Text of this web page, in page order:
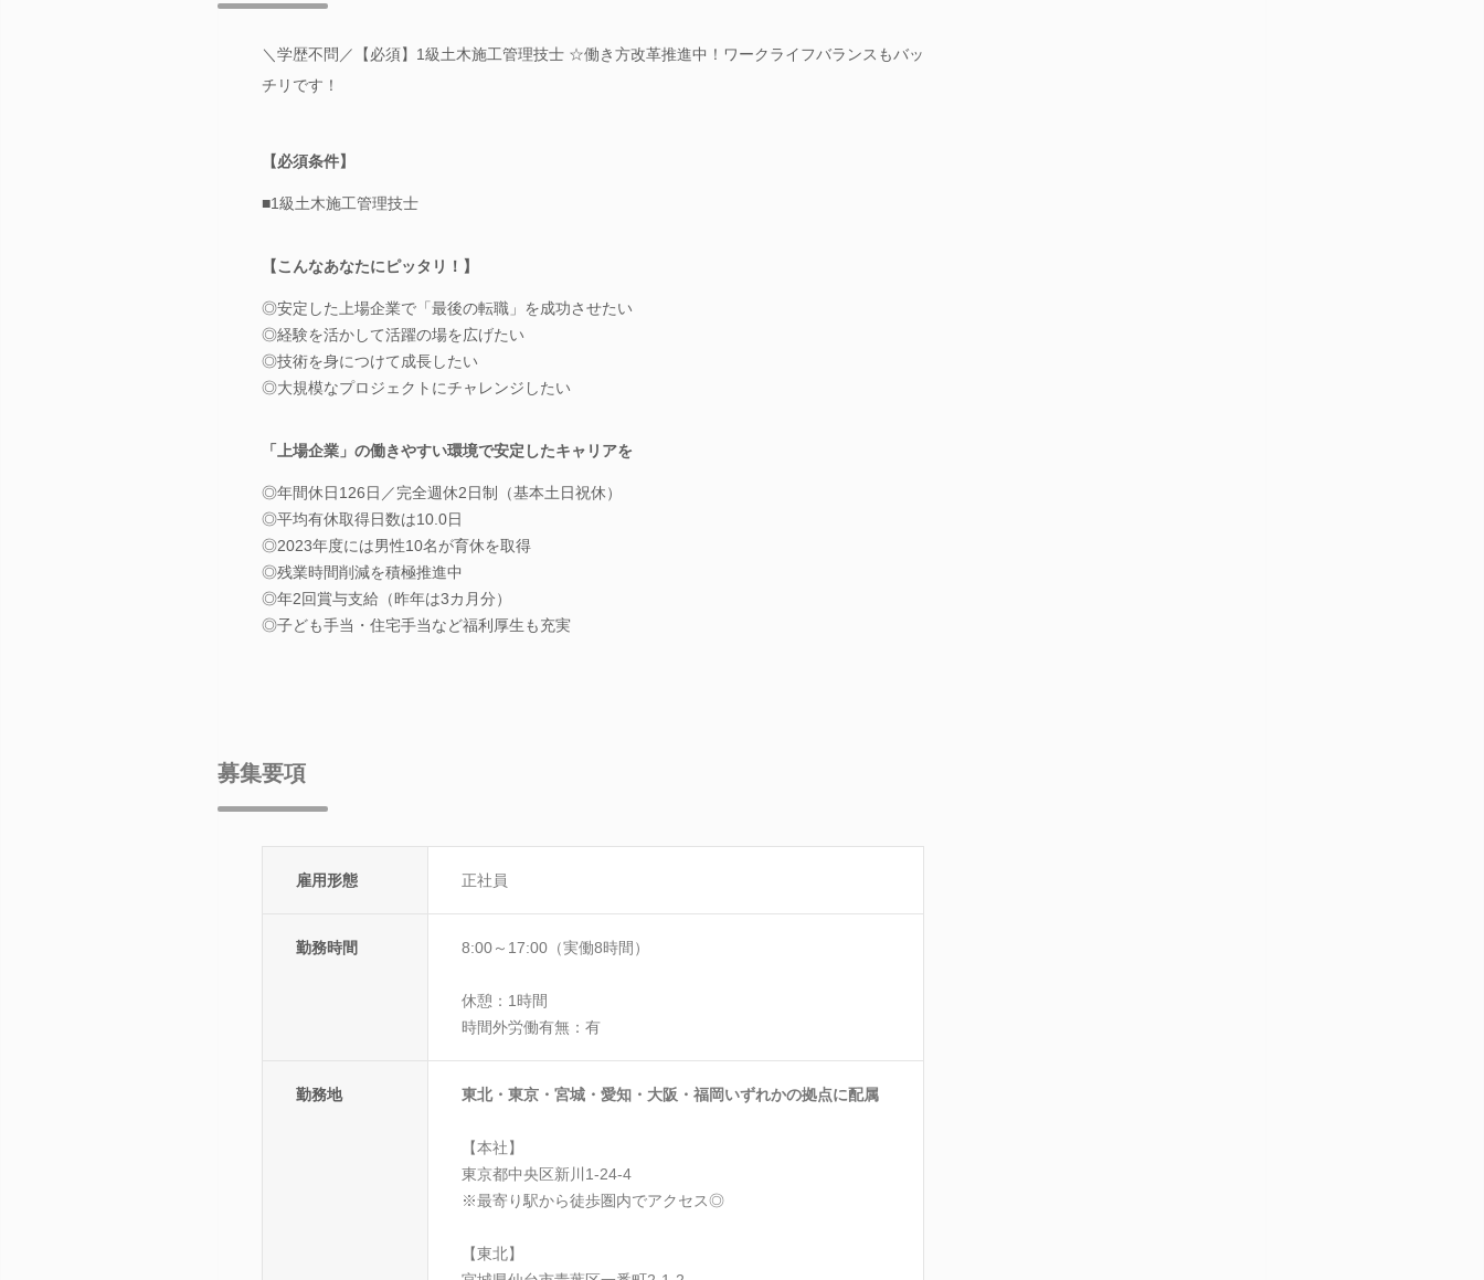
＼学歴不問／【必須】1級土木施工管理技士 ☆働き方改革推進中！ワークライフバランスもバッ
チリです！
【必須条件】
■1級土木施工管理技士
【こんなあなたにピッタリ！】
◎安定した上場企業で「最後の転職」を成功させたい
◎経験を活かして活躍の場を広げたい
◎技術を身につけて成長したい
◎大規模なプロジェクトにチャレンジしたい
「上場企業」の働きやすい環境で安定したキャリアを
◎年間休日126日／完全週休2日制（基本土日祝休）
◎平均有休取得日数は10.0日
◎2023年度には男性10名が育休を取得
◎残業時間削減を積極推進中
◎年2回賞与支給（昨年は3カ月分）
◎子ども手当・住宅手当など福利厚生も充実
募集要項
雇用形態 正社員
勤務時間 8:00～17:00（実働8時間）
休憩：1時間
時間外労働有無：有
勤務地 東北・東京・宮城・愛知・大阪・福岡いずれかの拠点に配属
【本社】
東京都中央区新川1-24-4
※最寄り駅から徒歩圏内でアクセス◎
【東北】